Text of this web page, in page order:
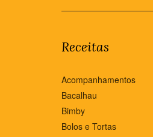
Receitas
Acompanhamentos
Bacalhau
Bimby
Bolos e Tortas